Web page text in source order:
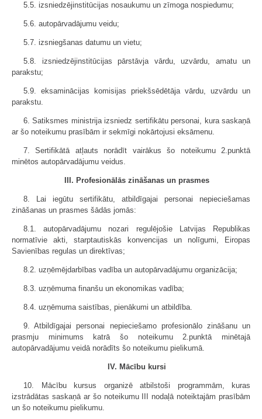
5.5. izsniedzējinstitūcijas nosaukumu un zīmoga nospiedumu;
5.6. autopārvadājumu veidu;
5.7. izsniegšanas datumu un vietu;
5.8. izsniedzējinstitūcijas pārstāvja vārdu, uzvārdu, amatu un
parakstu;
5.9. eksaminācijas komisijas priekšsēdētāja vārdu, uzvārdu un
parakstu.
6. Satiksmes ministrija izsniedz sertifikātu personai, kura saskaņā
ar šo noteikumu prasībām ir sekmīgi nokārtojusi eksāmenu.
7. Sertifikātā atļauts norādīt vairākus šo noteikumu 2.punktā
minētos autopārvadājumu veidus.
III. Profesionālās zināšanas un prasmes
8. Lai iegūtu sertifikātu, atbildīgajai personai nepieciešamas
zināšanas un prasmes šādās jomās:
8.1. autopārvadājumu nozari regulējošie Latvijas Republikas
normatīvie akti, starptautiskās konvencijas un nolīgumi, Eiropas
Savienības regulas un direktīvas;
8.2. uzņēmējdarbības vadība un autopārvadājumu organizācija;
8.3. uzņēmuma finanšu un ekonomikas vadība;
8.4. uzņēmuma saistības, pienākumi un atbildība.
9. Atbildīgajai personai nepieciešamo profesionālo zināšanu un
prasmju minimums katrā šo noteikumu 2.punktā minētajā
autopārvadājumu veidā norādīts šo noteikumu pielikumā.
IV. Mācību kursi
10. Mācību kursus organizē atbilstoši programmām, kuras
izstrādātas saskaņā ar šo noteikumu III nodaļā noteiktajām prasībām
un šo noteikumu pielikumu.